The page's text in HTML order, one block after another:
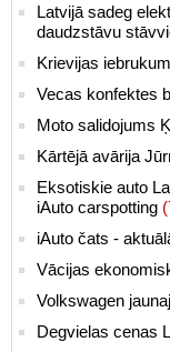
Latvijā sadeg
daudzstāvu
Krievijas
Vecas konfektes
Moto salidojums
Kārtējā avārija
Eksotiskie auto
iAuto carspotting
iAuto čats -
Vācijas
Volkswagen
Degvielas cenas